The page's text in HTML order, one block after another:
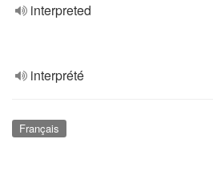
interpreted
interprété
Français